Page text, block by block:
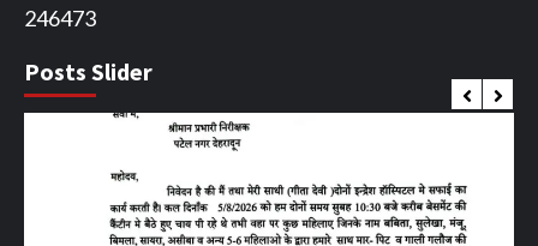
246473
Posts Slider